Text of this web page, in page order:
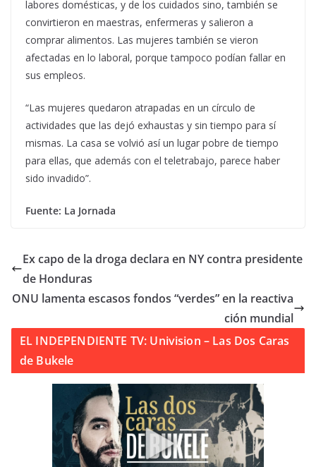
labores domésticas, y de los cuidados sino, también se
convirtieron en maestras, enfermeras y salieron a
comprar alimentos. Las mujeres también se vieron
afectadas en lo laboral, porque tampoco podían fallar en
sus empleos.
“Las mujeres quedaron atrapadas en un círculo de
actividades que las dejó exhaustas y sin tiempo para sí
mismas. La casa se volvió así un lugar pobre de tiempo
para ellas, que además con el teletrabajo, parece haber
sido invadido”.
Fuente: La Jornada
Ex capo de la droga declara en NY contra presidente
de Honduras
ONU lamenta escasos fondos “verdes” en la reactiva
ción mundial
EL INDEPENDIENTE TV: Univision – Las Dos Caras
de Bukele